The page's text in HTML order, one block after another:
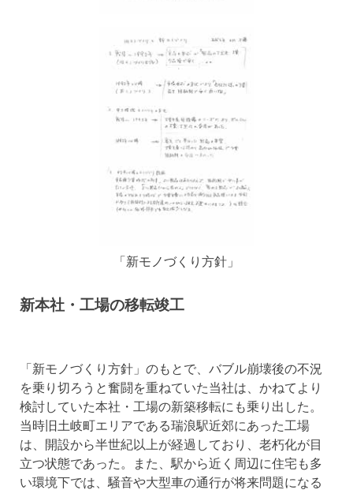
「新モノづくり方針」
新本社・工場の移転竣工
「新モノづくり方針」のもとで、バブル崩壊後の不況
を乗り切ろうと奮闘を重ねていた当社は、かねてより
検討していた本社・工場の新築移転にも乗り出した。
当時旧土岐町エリアである瑞浪駅近郊にあった工場
は、開設から半世紀以上が経過しており、老朽化が目
立つ状態であった。また、駅から近く周辺に住宅も多
い環境下では、騒音や大型車の通行が将来問題になる